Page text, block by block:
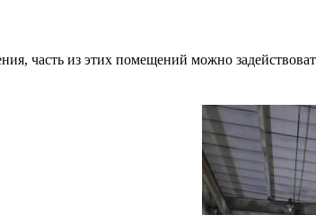
часть из этих помещений можно